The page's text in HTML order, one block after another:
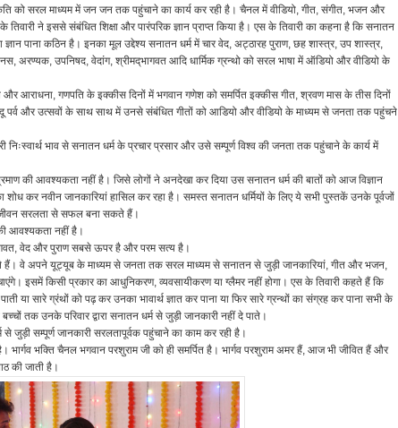
को सरल माध्यम में जन जन तक पहुंचाने का कार्य कर रही है। चैनल में वीडियो, गीत, संगीत, भजन और
ने इससे संबंधित शिक्षा और पारंपरिक ज्ञान प्राप्त किया है। एस के तिवारी का कहना है कि सनातन
पाना कठिन है। इनका मूल उद्देश्य सनातन धर्म में चार वेद, अट्ठारह पुराण, छह शास्त्र, उप शास्त्र,
अरण्यक, उपनिषद, वेदांग, श्रीमद्‌भागवत आदि धार्मिक ग्रन्थो को सरल भाषा में ऑडियो और वीडियो के
आराधना, गणपति के इक्कीस दिनों में भगवान गणेश को समर्पित इक्कीस गीत, श्रवण मास के तीस दिनों
और उत्सवों के साथ साथ में उनसे संबंधित गीतों को आडियो और वीडियो के माध्यम से जनता तक पहुंचने
भाव से सनातन धर्म के प्रचार प्रसार और उसे सम्पूर्ण विश्व की जनता तक पहुंचाने के कार्य में
की आवश्यकता नहीं है। जिसे लोगों ने अनदेखा कर दिया उस सनातन धर्म की बातों को आज विज्ञान
कर नवीन जानकारियां हासिल कर रहा है। समस्त सनातन धर्मियों के लिए ये सभी पुस्तकें उनके पूर्वजों
सरलता से सफल बना सकते हैं।
की आवश्यकता नहीं है।
वेद और पुराण सबसे ऊपर है और परम सत्य है।
हैं। वे अपने यूट्यूब के माध्यम से जनता तक सरल माध्यम से सनातन से जुड़ी जानकारियां, गीत और भजन,
इसमें किसी प्रकार का आधुनिकरण, व्यवसायीकरण या ग्लैमर नहीं होगा। एस के तिवारी कहते हैं कि
या सारे ग्रंथों को पढ़ कर उनका भावार्थ ज्ञात कर पाना या फिर सारे ग्रन्थों का संग्रह कर पाना सभी के
तक उनके परिवार द्वारा सनातन धर्म से जुड़ी जानकारी नहीं दे पाते।
जुड़ी सम्पूर्ण जानकारी सरलतापूर्वक पहुंचाने का काम कर रही है।
भार्गव भक्ति चैनल भगवान परशुराम जी को ही समर्पित है। भार्गव परशुराम अमर हैं, आज भी जीवित हैं और
की जाती है।